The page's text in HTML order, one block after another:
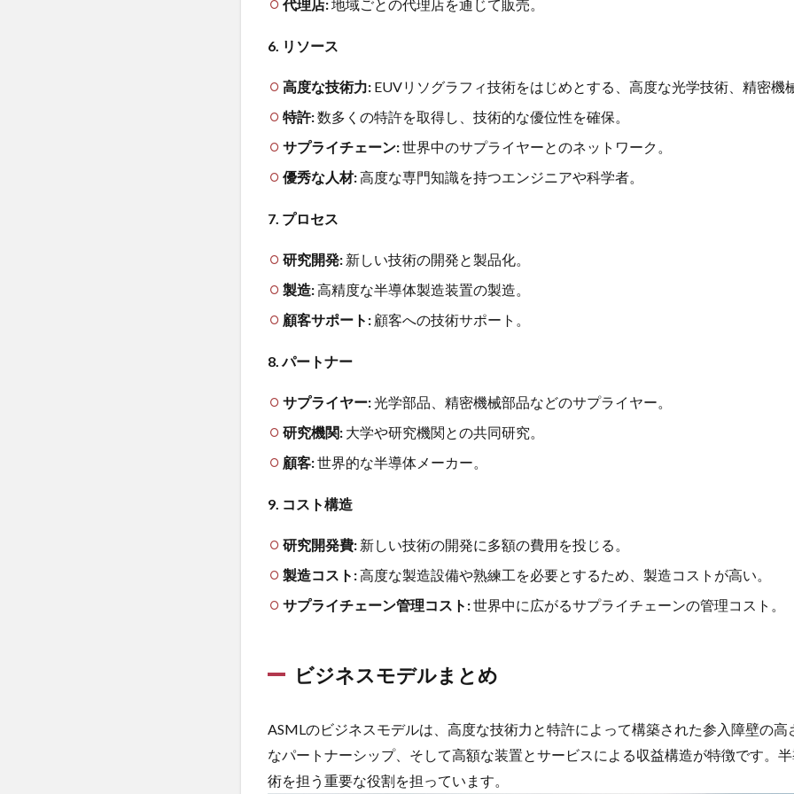
ス
ク
4.1
将来
的な
展望
4.2
的な
ク
4.3
学的
ク：
状況
いて
5
と
代理店:地域ごとの代理店を通じて販売。
6. リソース
高度な技術力: EUVリソグラフィ技術をはじめとする、高度な光学技術、精密機
特許:数多くの特許を取得し、技術的な優位性を確保。
サプライチェーン:世界中のサプライヤーとのネットワーク。
優秀な人材:高度な専門知識を持つエンジニアや科学者。
7. プロセス
研究開発: 新しい技術の開発と製品化。
製造:高精度な半導体製造装置の製造。
顧客サポート: 顧客への技術サポート。
8. パートナー
サプライヤー:光学部品、精密機械部品などのサプライヤー。
研究機関: 大学や研究機関との共同研究。
顧客:世界的な半導体メーカー。
9. コスト構造
研究開発費: 新しい技術の開発に多額の費用を投じる。
製造コスト:高度な製造設備や熟練工を必要とするため、製造コストが高い。
サプライチェーン管理コスト:世界中に広がるサプライチェーンの管理コスト。
ビジネスモデルまとめ
ASMLのビジネスモデルは、高度な技術力と特許によって構築された参入障壁の高
なパートナーシップ、そして高額な装置とサービスによる収益構造が特徴です。
術を担う重要な役割を担っています。